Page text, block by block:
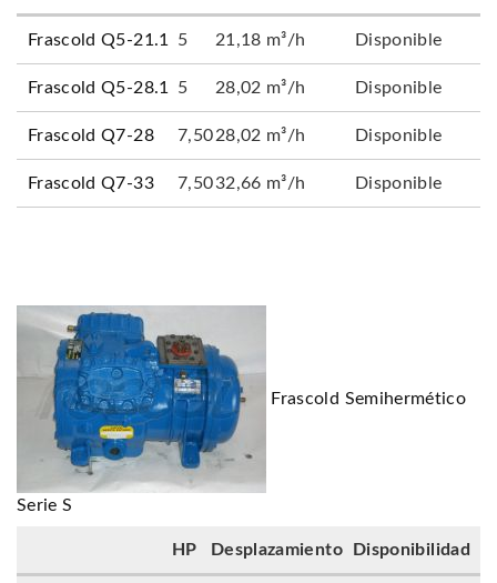
Frascold Q5-21.1 5 21,18 m³/h Disponible
Frascold Q5-28.1 5 28,02 m³/h Disponible
Frascold Q7-28 7,5028,02 m³/h Disponible
Frascold Q7-33 7,5032,66 m³/h Disponible
Frascold Semihermético
Serie S
HP Desplazamiento Disponibilidad